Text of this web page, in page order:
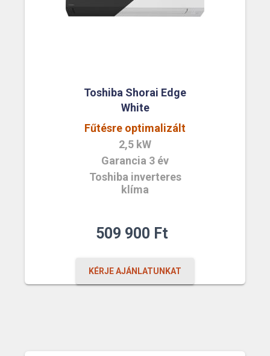
Toshiba Shorai Edge
White
Fűtésre optimalizált
2,5 kW
Garancia 3 év
Toshiba inverteres
klíma
509 900 Ft
KÉRJE AJÁNLATUNKAT